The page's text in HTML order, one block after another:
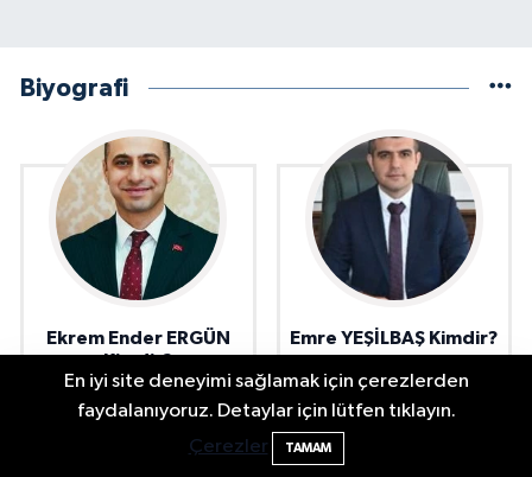
Biyografi
Ekrem Ender ERGÜN
Kimdir?
Emre YEŞİLBAŞ Kimdir?
En iyi site deneyimi sağlamak için çerezlerden
faydalanıyoruz. Detaylar için lütfen tıklayın.
Çerezler
TAMAM
Elektrik arızasını onanırken akıma kapılan